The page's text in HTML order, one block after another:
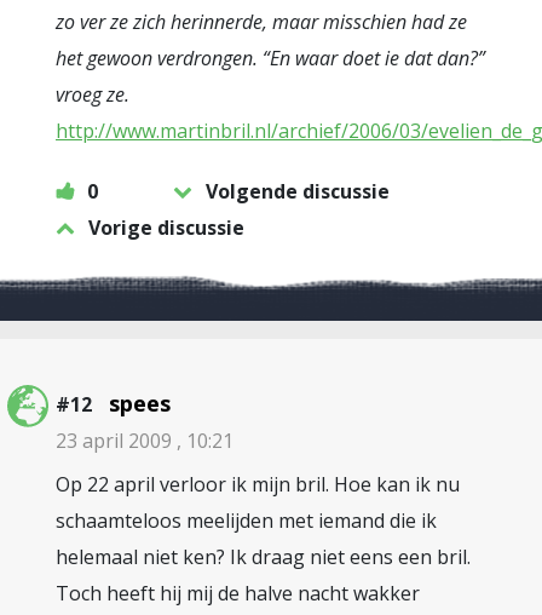
zo ver ze zich herinnerde, maar misschien had ze
het gewoon verdrongen. “En waar doet ie dat dan?”
vroeg ze.
http://www.martinbril.nl/archief/2006/03/
0
Volgende discussie
Vorige discussie
#12 spees
23 april 2009 , 10:21
Op 22 april verloor ik mijn bril. Hoe kan ik nu
schaamteloos meelijden met iemand die ik
helemaal niet ken? Ik draag niet eens een bril.
Toch heeft hij mij de halve nacht wakker